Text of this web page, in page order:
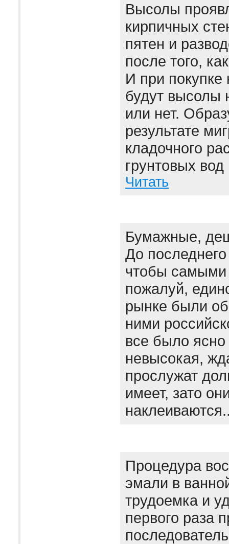
Высолы
кирпичных
пятен и
после того,
И при покупке
будут высолы
или нет.
результате
кладочного
грунтовых
Читать
Бумажные,
До
чтобы
пожалуй,
рынке были
ними
все было
невысокая,
прослужат
имеет, зато
Процедура
эмали в
трудоемка и
первого раза